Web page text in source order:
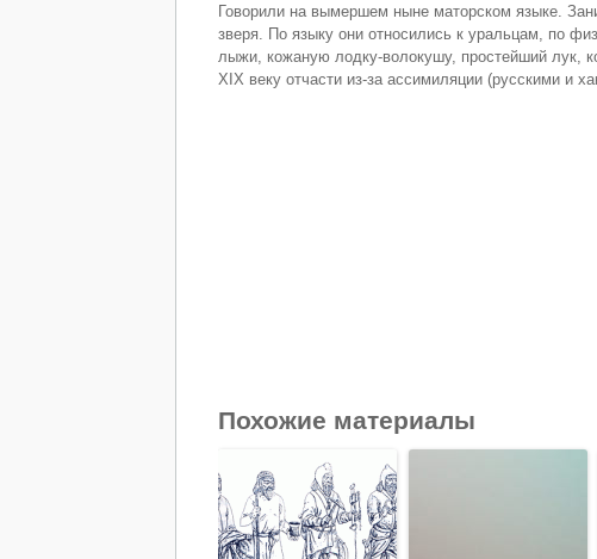
Говорили на вымершем ныне маторском языке.
зверя. По языку они относились к уральцам, по
лыжи, кожаную лодку-волокушу, простейший лук,
XIX веку отчасти из-за ассимиляции (русскими и
Похожие материалы